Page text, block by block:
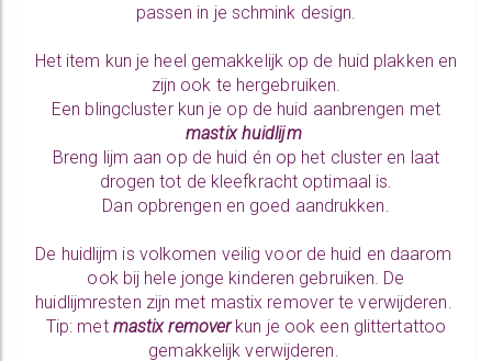
passen in je schmink design.
Het item kun je heel gemakkelijk op de huid plakken en
zijn ook te hergebruiken.
Een blingcluster kun je op de huid aanbrengen met
mastix huidlijm
Breng lijm aan op de huid én op het cluster en laat
drogen tot de kleefkracht optimaal is.
Dan opbrengen en goed aandrukken.
De huidlijm is volkomen veilig voor de huid en daarom
ook bij hele jonge kinderen gebruiken. De
huidlijmresten zijn met mastix remover te verwijderen.
Tip: met mastix remover kun je ook een glittertattoo
gemakkelijk verwijderen.